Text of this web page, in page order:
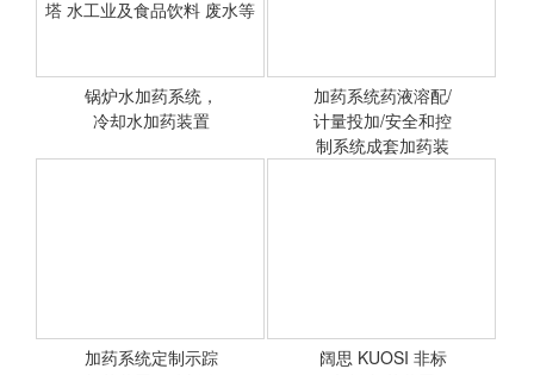
<查看详情> <查看详情>
料 废水等
锅炉水加药系统，
冷却水加药装置
加药系统药液溶配/
计量投加/安全和控
制系统成套加药装
加药系统定制示踪
阔思 KUOSI 非标